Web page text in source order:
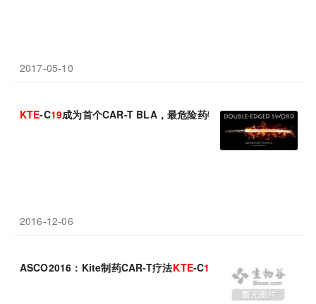
2017-05-10
KTE-C19成为首个CAR-T BLA，最危险药物明年有望上市
2016-12-06
ASCO2016：Kite制药CAR-T疗法KTE-C19 治疗晚期非霍奇金淋